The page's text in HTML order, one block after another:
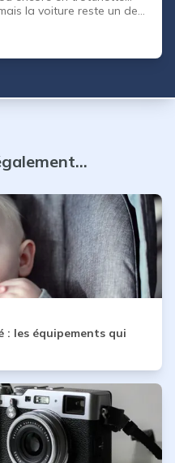
la voiture reste un des
: les équipements qui